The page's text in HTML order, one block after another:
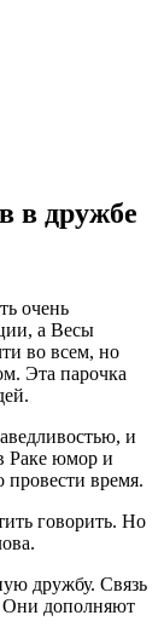
в дружбе
очень
а Весы
во всем, но
Эта парочка
и
Раке юмор и
провести время.
говорить. Но
дружбу. Связь
Они дополняют